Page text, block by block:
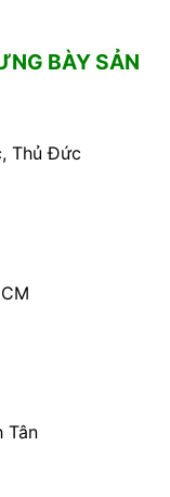
BÀY SẢN
Thủ Đức
Tân